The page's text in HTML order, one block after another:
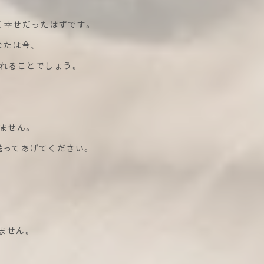
せだったはずです。
は今、
ることでしょう。
せん。
てあげてください。
せん。